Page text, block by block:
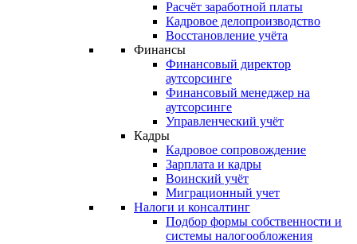
Расчёт заработной платы
Кадровое делопроизводство
Восстановление учёта
Финансы
Финансовый директор
аутсорсинге
Финансовый менеджер на
аутсорсинге
Управленческий учёт
Кадры
Кадровое сопровождение
Зарплата и кадры
Воинский учёт
Миграционный учет
Налоги и консалтинг
Подбор формы собственности и
системы налогообложения